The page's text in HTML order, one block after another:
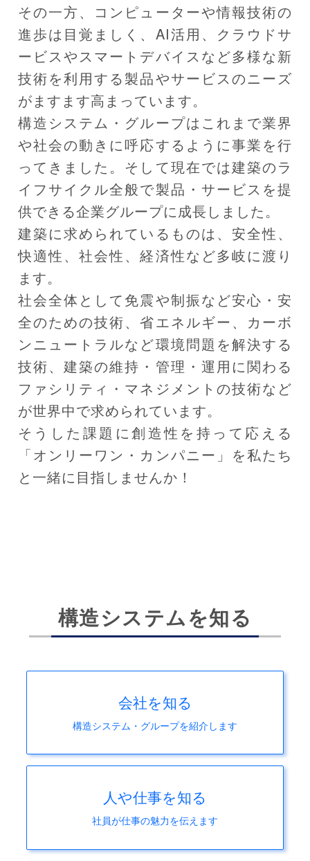
その一方、コンピューターや情報技術の
進歩は目覚ましく、AI活用、クラウドサ
ービスやスマートデバイスなど多様な新
技術を利用する製品やサービスのニーズ
がますます高まっています。
構造システム・グループはこれまで業界
や社会の動きに呼応するように事業を行
ってきました。そして現在では建築のラ
イフサイクル全般で製品・サービスを提
供できる企業グループに成長しました。
建築に求められているものは、安全性、
快適性、社会性、経済性など多岐に渡り
ます。
社会全体として免震や制振など安心・安
全のための技術、省エネルギー、カーボ
ンニュートラルなど環境問題を解決する
技術、建築の維持・管理・運用に関わる
ファシリティ・マネジメントの技術など
が世界中で求められています。
そうした課題に創造性を持って応える
「オンリーワン・カンパニー」を私たち
と一緒に目指しませんか！
構造システムを知る
会社を知る
構造システム・グループを紹介します
人や仕事を知る
社員が仕事の魅力を伝えます